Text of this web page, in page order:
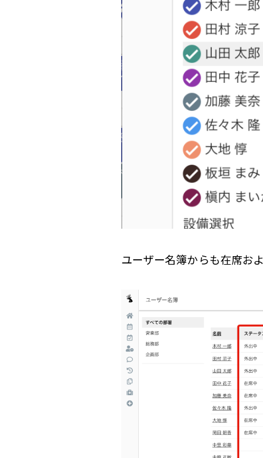
ユーザー名簿からも在席お